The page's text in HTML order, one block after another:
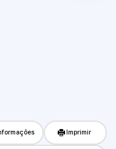
Imprimir